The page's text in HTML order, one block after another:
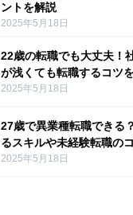
ントを解説
2025年5月18日
22歳の転職でも大丈夫！
が浅くても転職するコツ
2025年5月18日
27歳で異業種転職できる
るスキルや未経験転職の
2025年5月18日